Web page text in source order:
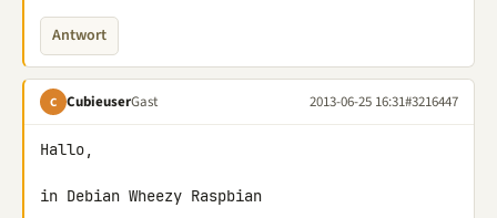
Antwort
C CubieuserGast 2013-06-25 16:31#3216447
Hallo,
in Debian Wheezy Raspbian